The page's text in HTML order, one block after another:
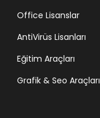
Office Lisanslar
AntiVirüs Lisanları
Eğitim Araçları
Grafik & Seo Araçları